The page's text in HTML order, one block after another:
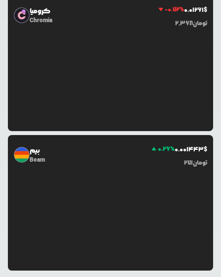
کرومیا
Chromia
-0.72%0.01261$
2,368تومان
بیم
Beam
0.26%0.001443$
271تومان